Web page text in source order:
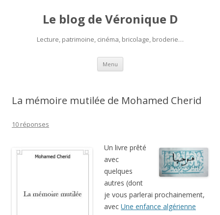
Le blog de Véronique D
Lecture, patrimoine, cinéma, bricolage, broderie…
Menu Aller
contenu
La mémoire mutilée de Mohamed Cherid
10 réponses
Un livre prêté
avec
quelques
autres (dont
je vous parlerai prochainement,
avec Une enfance algérienne